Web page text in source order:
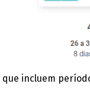
que incluem